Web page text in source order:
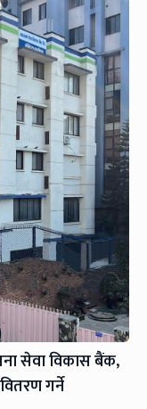
सेवा विकास बैंक,
गर्ने